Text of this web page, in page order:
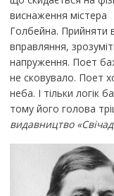
виснаження містера
Голбейна. Прийняти
вправляння,
напруження. Поет
не сковувало. Поет
неба. І тільки логік
тому його голова
видавництво